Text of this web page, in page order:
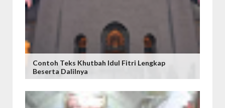
Contoh Teks Khutbah Idul Fitri Lengkap
Beserta Dalilnya